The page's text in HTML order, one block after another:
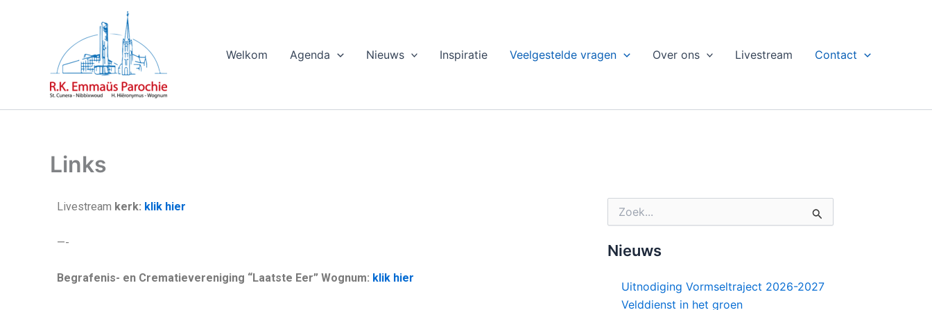
Welkom Agenda Nieuws Inspiratie Veelgestelde vragen Over ons Livestream Contact
Links
Livestream kerk: klik hier
—-
Begrafenis- en Crematievereniging “Laatste Eer” Wognum: klik hier
Zoek
naar:
Nieuws
Uitnodiging Vormseltraject 2026-2027
Velddienst in het groen